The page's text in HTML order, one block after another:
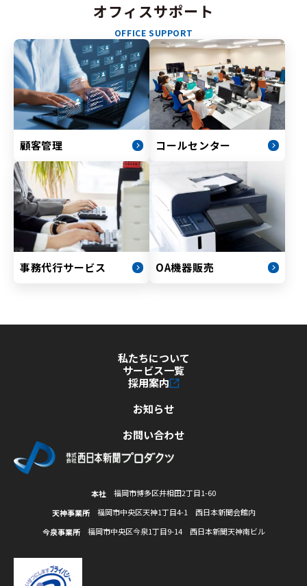
オフィスサポート
OFFICE SUPPORT
顧客管理 コールセンター
事務代行サービス OA機器販売
本社 福岡市博多区井相田2丁目1-60
天神事業所 福岡市中央区天神1丁目4-1 西日本新聞会館内
今泉事業所 福岡市中央区今泉1丁目9-14 西日本新聞天神南ビル
私たちについて
サービス一覧
採用案内
お知らせ
お問い合わせ